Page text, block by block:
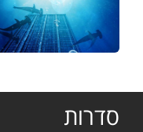
סדרות